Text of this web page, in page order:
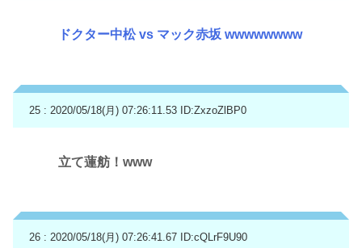
ドクター中松 vs マック赤坂 wwwwwwww
25 : 2020/05/18(月) 07:26:11.53 ID:ZxzoZlBP0
立て蓮舫！www
26 : 2020/05/18(月) 07:26:41.67 ID:cQLrF9U90